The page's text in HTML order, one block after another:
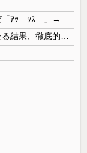
「ｱｯ…ｯｽ…」→